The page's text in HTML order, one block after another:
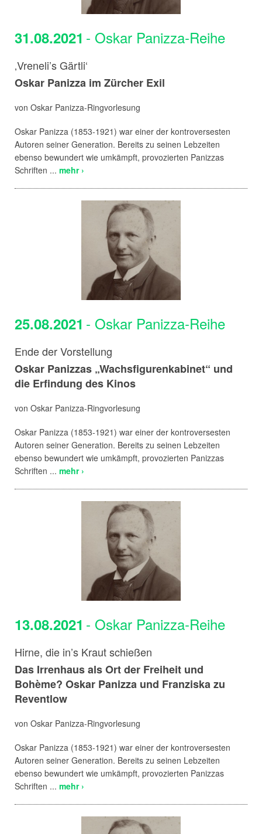
31.08.2021 - Oskar Panizza-Reihe
‚Vreneli’s Gärtli‘
Oskar Panizza im Zürcher Exil
von Oskar Panizza-Ringvorlesung
Oskar Panizza (1853-1921) war einer der kontroversesten
Autoren seiner Generation. Bereits zu seinen Lebzeiten
ebenso bewundert wie umkämpft, provozierten Panizzas
Schriften ... mehr ›
25.08.2021 - Oskar Panizza-Reihe
Ende der Vorstellung
Oskar Panizzas „Wachsfigurenkabinet“ und
die Erfindung des Kinos
von Oskar Panizza-Ringvorlesung
Oskar Panizza (1853-1921) war einer der kontroversesten
Autoren seiner Generation. Bereits zu seinen Lebzeiten
ebenso bewundert wie umkämpft, provozierten Panizzas
Schriften ... mehr ›
13.08.2021 - Oskar Panizza-Reihe
Hirne, die in’s Kraut schießen
Das Irrenhaus als Ort der Freiheit und
Bohème? Oskar Panizza und Franziska zu
Reventlow
von Oskar Panizza-Ringvorlesung
Oskar Panizza (1853-1921) war einer der kontroversesten
Autoren seiner Generation. Bereits zu seinen Lebzeiten
ebenso bewundert wie umkämpft, provozierten Panizzas
Schriften ... mehr ›